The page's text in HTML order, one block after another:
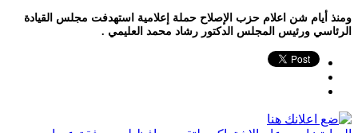
ومنذ أيام شن اعلام حزب الإصلاح حملة إعلامية استهدفت مجلس القيادة
الرئاسي ورئيس المجلس الدكتور رشاد محمد العليمي .